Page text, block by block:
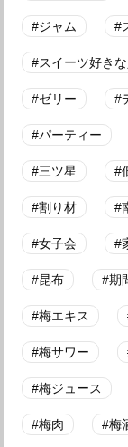
ジャム
スイーツ好き
ゼリー
パーティー
三ツ星
割り材
女子会
昆布 期
梅エキス
梅サワー
梅ジュース
梅肉 梅